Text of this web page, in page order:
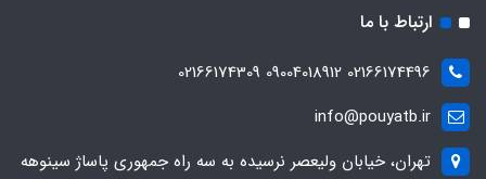
ارتباط با ما
02166174496 09004018912 02166174309
info@pouyatb.ir
تهران، خیابان ولیعصر نرسیده به سه راه جمهوری پاساژ سینوهه